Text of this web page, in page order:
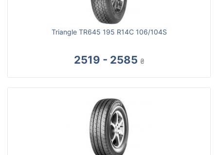
Triangle TR645 195 R14C 106/104S
2519 - 2585 ₴